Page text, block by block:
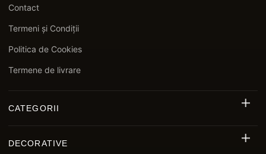
Contact
Termeni și Condiții
Politica de Cookies
Termene de livrare
CATEGORII
DECORATIVE